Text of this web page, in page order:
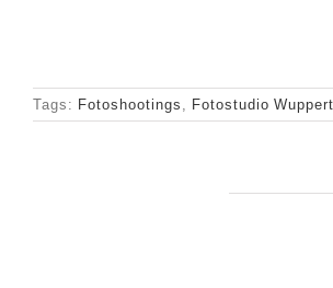
Tags: Fotoshootings Fotostudio